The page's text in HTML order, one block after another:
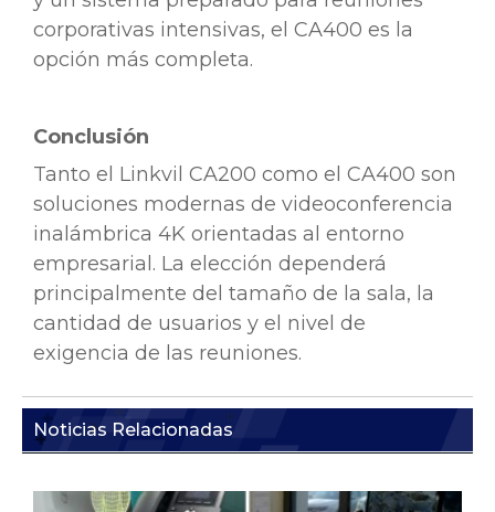
corporativas intensivas, el CA400 es la
opción más completa.
Conclusión
Tanto el Linkvil CA200 como el CA400 son
soluciones modernas de videoconferencia
inalámbrica 4K orientadas al entorno
empresarial. La elección dependerá
principalmente del tamaño de la sala, la
cantidad de usuarios y el nivel de
exigencia de las reuniones.
Noticias Relacionadas